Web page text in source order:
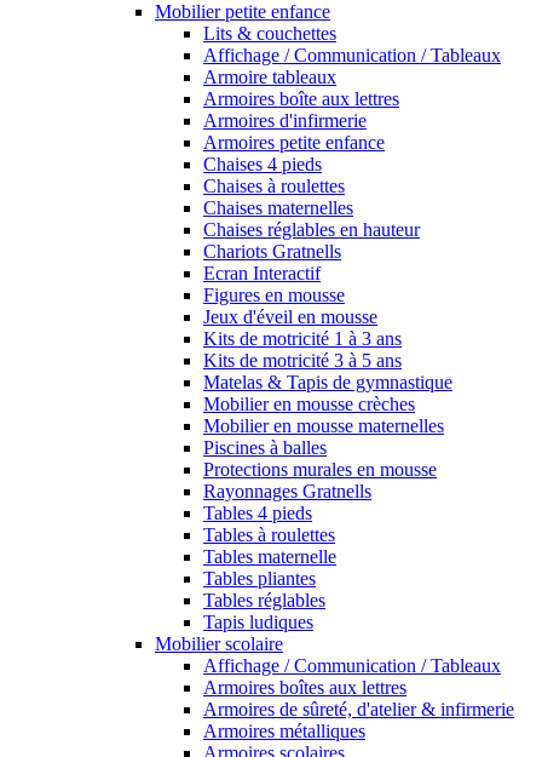
Mobilier petite enfance
Lits & couchettes
Affichage / Communication / Tableaux
Armoire tableaux
Armoires boîte aux lettres
Armoires d'infirmerie
Armoires petite enfance
Chaises 4 pieds
Chaises à roulettes
Chaises maternelles
Chaises réglables en hauteur
Chariots Gratnells
Ecran Interactif
Figures en mousse
Jeux d'éveil en mousse
Kits de motricité 1 à 3 ans
Kits de motricité 3 à 5 ans
Matelas & Tapis de gymnastique
Mobilier en mousse crèches
Mobilier en mousse maternelles
Piscines à balles
Protections murales en mousse
Rayonnages Gratnells
Tables 4 pieds
Tables à roulettes
Tables maternelle
Tables pliantes
Tables réglables
Tapis ludiques
Mobilier scolaire
Affichage / Communication / Tableaux
Armoires boîtes aux lettres
Armoires de sûreté, d'atelier & infirmerie
Armoires métalliques
Armoires scolaires